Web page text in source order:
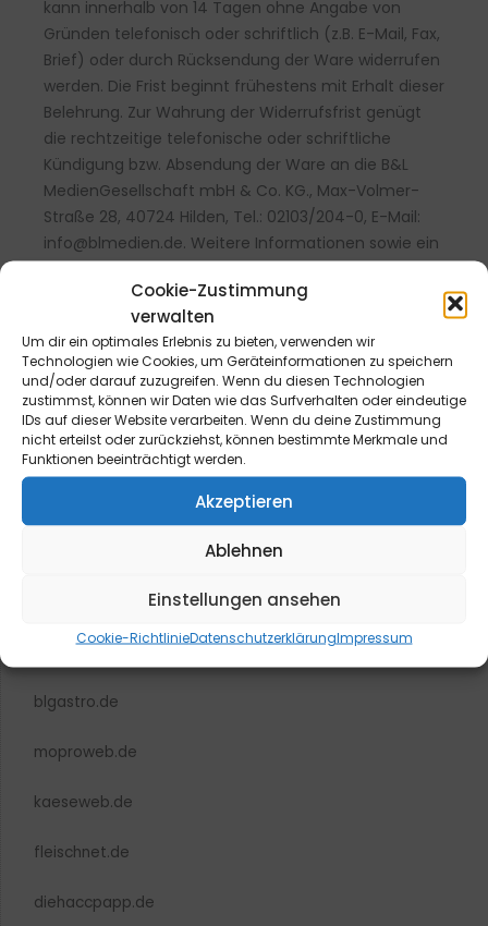
Cookie-Zustimmung
verwalten
Um dir ein optimales Erlebnis zu bieten, verwenden wir
Technologien wie Cookies, um Geräteinformationen zu speichern
und/oder darauf zuzugreifen. Wenn du diesen Technologien
zustimmst, können wir Daten wie das Surfverhalten oder eindeutige
IDs auf dieser Website verarbeiten. Wenn du deine Zustimmung
nicht erteilst oder zurückziehst, können bestimmte Merkmale und
Funktionen beeinträchtigt werden.
Akzeptieren
Ablehnen
Einstellungen ansehen
Cookie-RichtlinieDatenschutzerklärungImpressum
kann innerhalb von 14 Tagen ohne Angabe von
Gründen telefonisch oder schriftlich (z.B. E-Mail, Fax,
Brief) oder durch Rücksendung der Ware widerrufen
werden. Die Frist beginnt frühestens mit Erhalt dieser
Belehrung. Zur Wahrung der Widerrufsfrist genügt
die rechtzeitige telefonische oder schriftliche
Kündigung bzw. Absendung der Ware an die B&L
MedienGesellschaft mbH & Co. KG., Max-Volmer-
Straße 28, 40724 Hilden, Tel.: 02103/204-0, E-Mail:
info@blmedien.de. Weitere Informationen sowie ein
blmedien.de
blgastro.de
moproweb.de
kaeseweb.de
fleischnet.de
diehaccpapp.de